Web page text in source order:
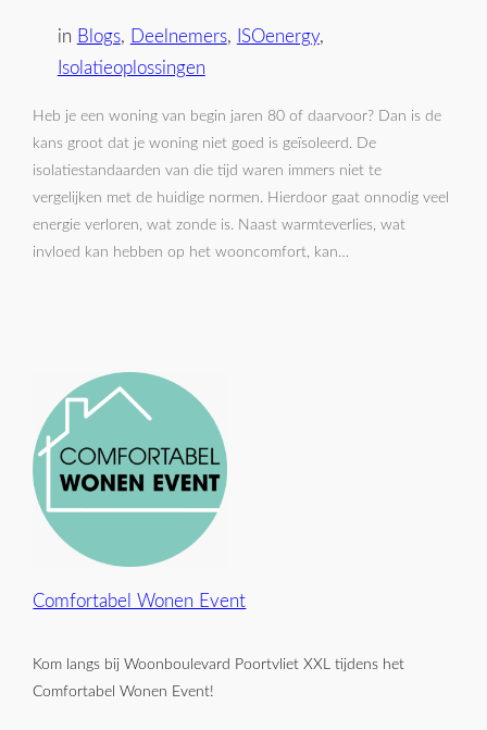
in Blogs, Deelnemers, ISOenergy
Isolatieoplossingen
Heb je een woning van begin jaren 80 of daarvoor? Dan is de
kans groot dat je woning niet goed is geïsoleerd. De
isolatiestandaarden van die tijd waren immers niet te
vergelijken met de huidige normen. Hierdoor gaat onnodig veel
energie verloren, wat zonde is. Naast warmteverlies, wat
invloed kan hebben op het wooncomfort, kan…
Comfortabel Wonen Event
Kom langs bij Woonboulevard Poortvliet XXL tijdens het
Comfortabel Wonen Event!